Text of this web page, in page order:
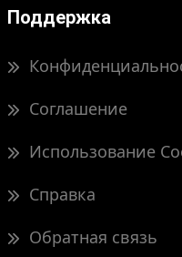
Поддержка
Соглашение
Использование
Справка
Обратная связь